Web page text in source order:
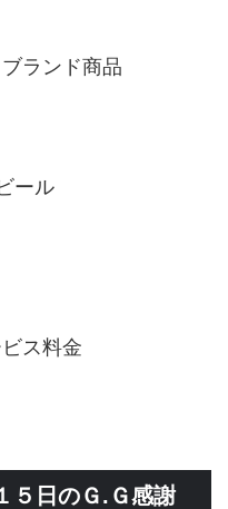
ランド商品
ール
ス料金
５日のＧ.Ｇ感謝